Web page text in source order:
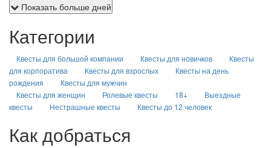
Показать больше дней
Категории
Квесты для большой компании Квесты для новичков
Квесты
для корпоратива
Квесты для взрослых
Квесты на день
рождения
Квесты для мужчин
Квесты для женщин
Ролевые квесты 18+
Выездные
квесты
Нестрашные квесты Квесты до 12 человек
Как добраться